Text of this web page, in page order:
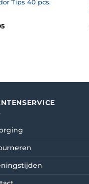
Tips 40 pcs.